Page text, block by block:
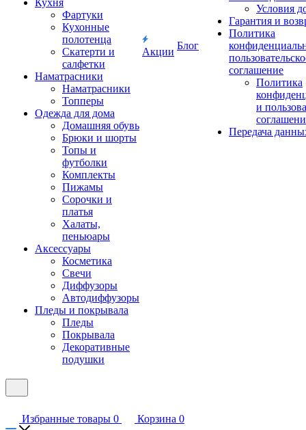
Кухня
Фартуки
Кухонные
полотенца
Скатерти и
салфетки
Наматрасники
Наматрасники
Топперы
Одежда для дома
Домашняя обувь
Брюки и шорты
Топы и
футболки
Комплекты
Пижамы
Сорочки и
платья
Халаты,
пеньюары
Аксессуары
Косметика
Свечи
Диффузоры
Автодиффузоры
Пледы и покрывала
Пледы
Покрывала
Декоративные
подушки
Акции
Блог
Условия
Гарантия и
Политика
соглашение
Политика
и
Передача
Избранные товары 0 Корзина 0